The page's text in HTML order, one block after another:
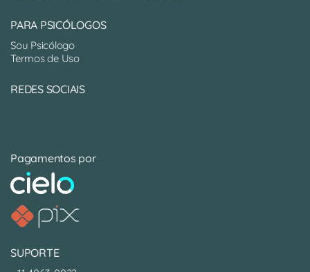
PARA PSICÓLOGOS
Sou Psicólogo
Termos de Uso
REDES SOCIAIS
Pagamentos por
SUPORTE